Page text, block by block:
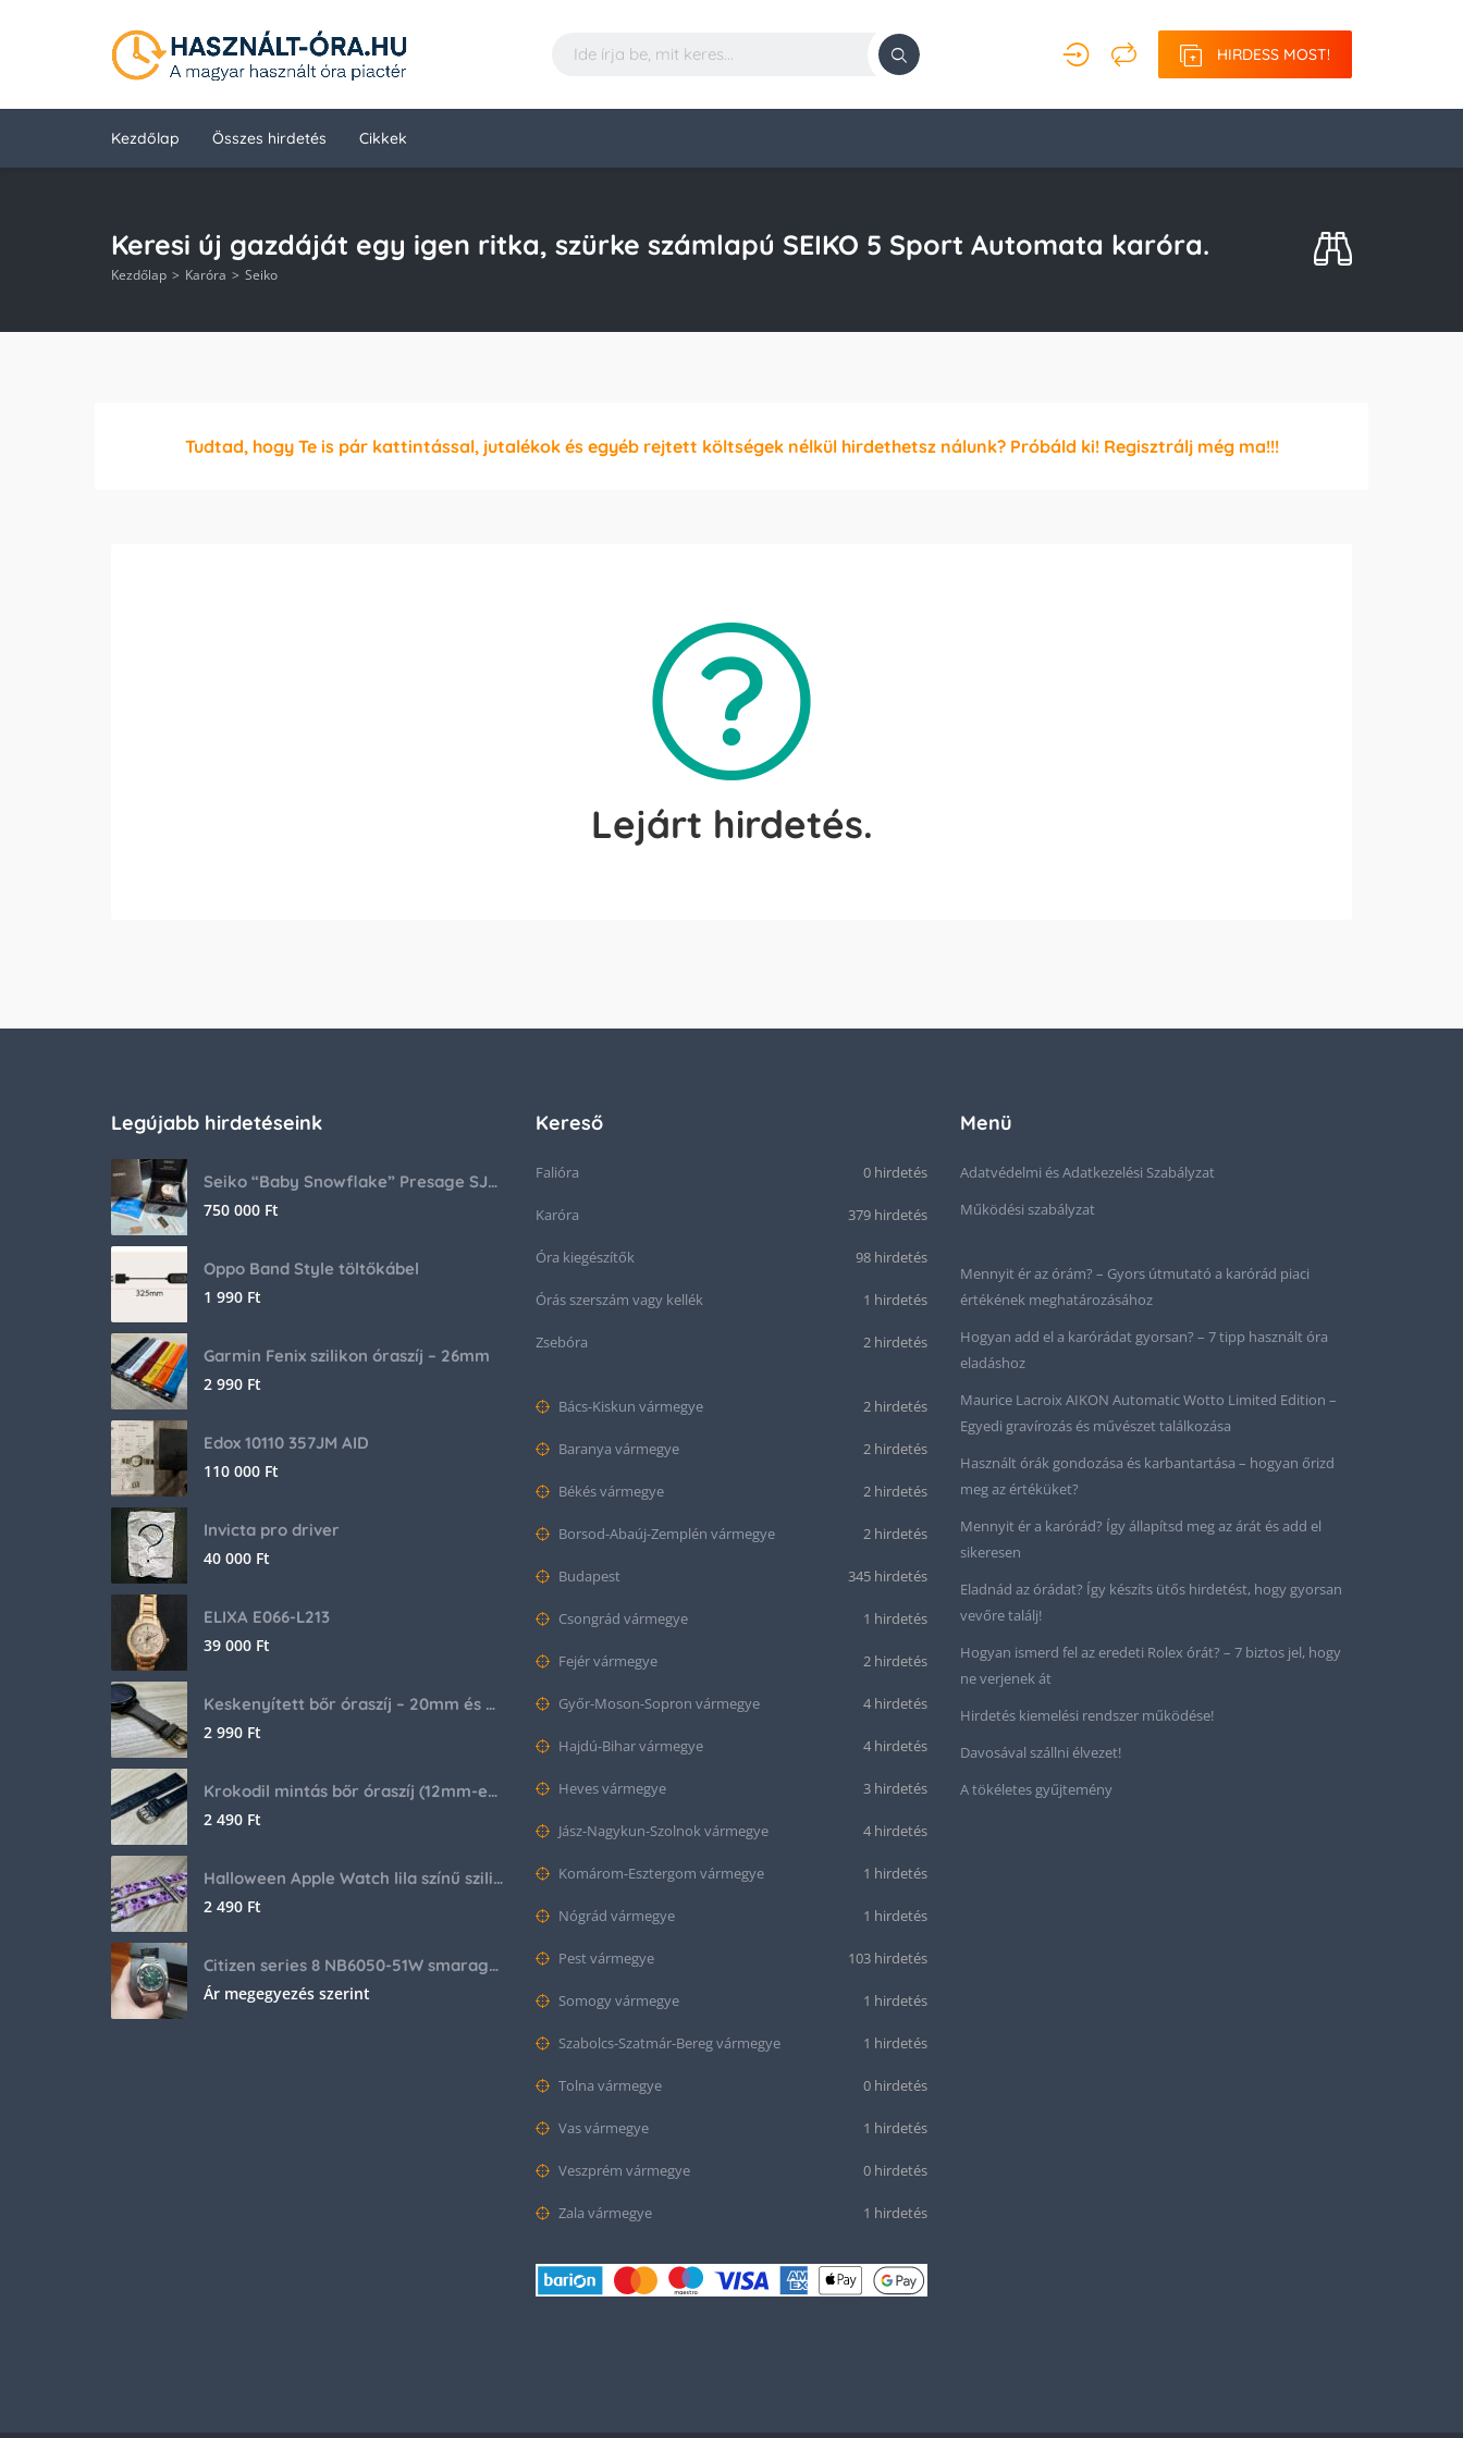
HIRDESS MOST!
Kezdőlap Összes hirdetés Cikkek
Keresi új gazdáját egy igen ritka, szürke számlapú SEIKO 5 Sport Automata karóra.
Kezdőlap Karóra Seiko
Tudtad, hogy Te is pár kattintással, jutalékok és egyéb rejtett költségek nélkül hirdethetsz nálunk? Próbáld ki! Regisztrálj még ma!!!
Lejárt hirdetés.
Legújabb hirdetéseink
Seiko “Baby Snowflake” Presage SJE073J1/SARA015 Limited Edition
750 000 Ft
Oppo Band Style töltőkábel
1 990 Ft
Garmin Fenix szilikon óraszíj – 26mm
2 990 Ft
Edox 10110 357JM AID
110 000 Ft
Invicta pro driver
40 000 Ft
ELIXA E066-L213
39 000 Ft
Keskenyített bőr óraszíj – 20mm és 22mm méretben
2 990 Ft
Krokodil mintás bőr óraszíj (12mm-es befogóval rendelkező órához)
2 490 Ft
Halloween Apple Watch lila színű szilikon óraszíj
2 490 Ft
Citizen series 8 NB6050-51W smaragd színű számlappal
Ár megegyezés szerint
Kereső
Falióra 0 hirdetés
Karóra 379 hirdetés
Óra kiegészítők 98 hirdetés
Órás szerszám vagy kellék 1 hirdetés
Zsebóra 2 hirdetés
Bács-Kiskun vármegye 2 hirdetés
Baranya vármegye 2 hirdetés
Békés vármegye 2 hirdetés
Borsod-Abaúj-Zemplén vármegye 2 hirdetés
Budapest 345 hirdetés
Csongrád vármegye 1 hirdetés
Fejér vármegye 2 hirdetés
Győr-Moson-Sopron vármegye 4 hirdetés
Hajdú-Bihar vármegye 4 hirdetés
Heves vármegye 3 hirdetés
Jász-Nagykun-Szolnok vármegye 4 hirdetés
Komárom-Esztergom vármegye 1 hirdetés
Nógrád vármegye 1 hirdetés
Pest vármegye 103 hirdetés
Somogy vármegye 1 hirdetés
Szabolcs-Szatmár-Bereg vármegye 1 hirdetés
Tolna vármegye 0 hirdetés
Vas vármegye 1 hirdetés
Veszprém vármegye 0 hirdetés
Zala vármegye 1 hirdetés
Menü
Adatvédelmi és Adatkezelési Szabályzat
Működési szabályzat
Mennyit ér az órám? – Gyors útmutató a karórád piaci
értékének meghatározásához
Hogyan add el a karórádat gyorsan? – 7 tipp használt óra
eladáshoz
Maurice Lacroix AIKON Automatic Wotto Limited Edition –
Egyedi gravírozás és művészet találkozása
Használt órák gondozása és karbantartása – hogyan őrizd
meg az értéküket?
Mennyit ér a karórád? Így állapítsd meg az árát és add el
sikeresen
Eladnád az órádat? Így készíts ütős hirdetést, hogy gyorsan
vevőre találj!
Hogyan ismerd fel az eredeti Rolex órát? – 7 biztos jel, hogy
ne verjenek át
Hirdetés kiemelési rendszer működése!
Davosával szállni élvezet!
A tökéletes gyűjtemény